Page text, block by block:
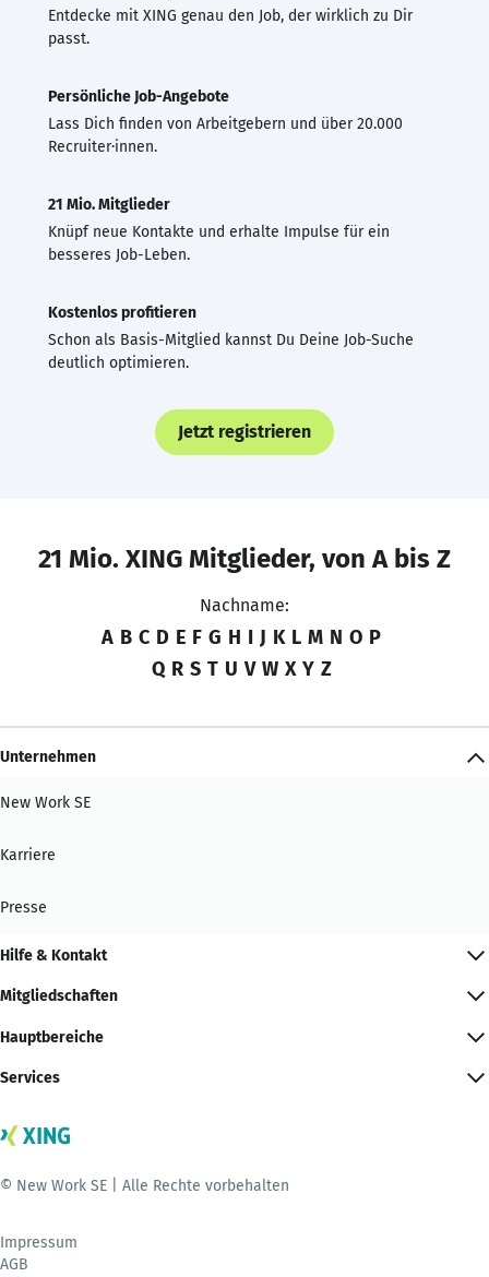
Entdecke mit XING genau den Job, der wirklich zu Dir
passt.
Persönliche Job-Angebote
Lass Dich finden von Arbeitgebern und über 20.000
Recruiter·innen.
21 Mio. Mitglieder
Knüpf neue Kontakte und erhalte Impulse für ein
besseres Job-Leben.
Kostenlos profitieren
Schon als Basis-Mitglied kannst Du Deine Job-Suche
deutlich optimieren.
Jetzt registrieren
21 Mio. XING Mitglieder, von A bis Z
Nachname:
A B C D E F G H I J K L M N O P
Q R S T U V W X Y Z
Unternehmen
New Work SE
Karriere
Presse
Hilfe & Kontakt
Mitgliedschaften
Hauptbereiche
Services
© New Work SE | Alle Rechte vorbehalten
Impressum
AGB